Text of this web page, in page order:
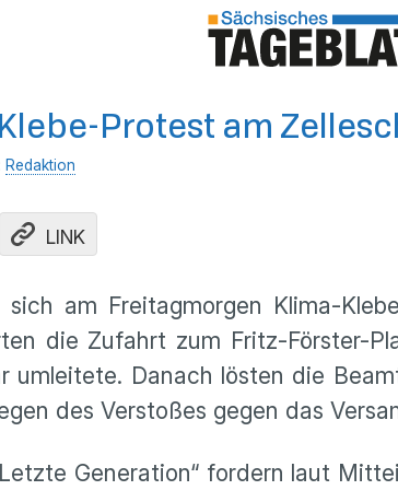
Protest am
Redaktion
LINK
am Freitagmorgen Klima-
die Zufahrt zum Fritz-Förster-
umleitete. Danach lösten die
des Verstoßes gegen das
Generation“ fordern laut